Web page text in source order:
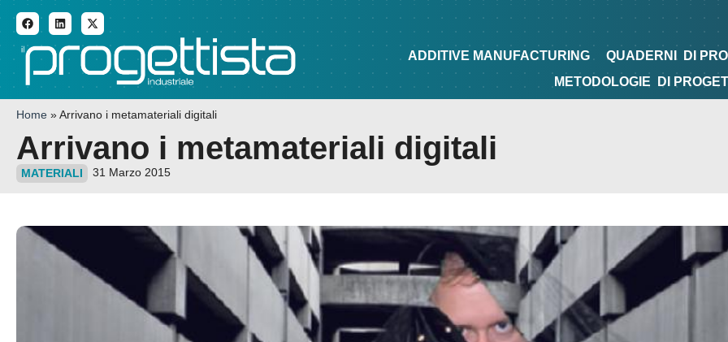
ADDITIVE MANUFACTURING QUADERNI DI PROGETTAZIONE TIPS&TRICKS
ADDITIVE MANUFACTURING QUADERNI DI
METODOLOGIE
DI
Home » Arrivano i metamateriali digitali
Arrivano i metamateriali digitali
MATERIALI 31 Marzo 2015